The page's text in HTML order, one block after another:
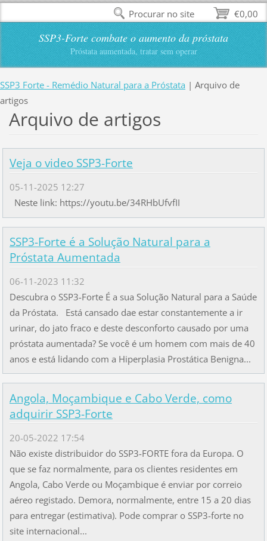
SSP3-Forte combate o aumento da próstata
Próstata aumentada, tratar sem operar
SSP3 Forte - Remédio Natural para a Próstata | Arquivo de
artigos
Arquivo de artigos
Veja o video SSP3-Forte
05-11-2025 12:27
Neste link: https://youtu.be/34RHbUfvfII
SSP3-Forte é a Solução Natural para a
Próstata Aumentada
06-11-2023 11:32
Descubra o SSP3-Forte É a sua Solução Natural para a Saúde
da Próstata. Está cansado dae estar constantemente a ir
urinar, do jato fraco e deste desconforto causado por uma
próstata aumentada? Se você é um homem com mais de 40
anos e está lidando com a Hiperplasia Prostática Benigna...
Angola, Moçambique e Cabo Verde, como
adquirir SSP3-Forte
20-05-2022 17:54
Não existe distribuidor do SSP3-FORTE fora da Europa. O
que se faz normalmente, para os clientes residentes em
Angola, Cabo Verde ou Moçambique é enviar por correio
aéreo registado. Demora, normalmente, entre 15 a 20 dias
para entregar (estimativa). Pode comprar o SSP3-forte no
site internacional...
€0,00
Procurar no site